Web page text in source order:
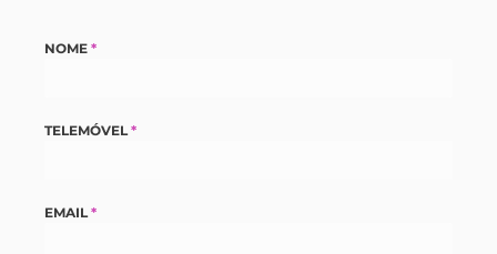
NOME *
TELEMÓVEL*
EMAIL*